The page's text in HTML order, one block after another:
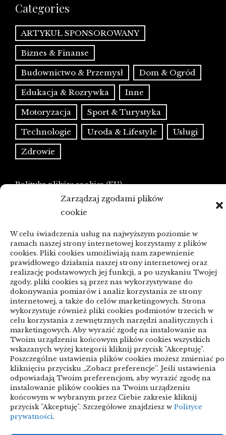
Zarządzaj zgodami plików
cookie
W celu świadczenia usług na najwyższym poziomie w
ramach naszej strony internetowej korzystamy z plików
cookies. Pliki cookies umożliwiają nam zapewnienie
prawidłowego działania naszej strony internetowej oraz
realizację podstawowych jej funkcji, a po uzyskaniu Twojej
zgody, pliki cookies są przez nas wykorzystywane do
dokonywania pomiarów i analiz korzystania ze strony
internetowej, a także do celów marketingowych. Strona
wykorzystuje również pliki cookies podmiotów trzecich w
celu korzystania z zewnętrznych narzędzi analitycznych i
marketingowych. Aby wyrazić zgodę na instalowanie na
Twoim urządzeniu końcowym plików cookies wszystkich
wskazanych wyżej kategorii kliknij przycisk "Akceptuję".
Poszczególne ustawienia plików cookies możesz zmieniać po
kliknięciu przycisku „Zobacz preferencje”. Jeśli ustawienia
odpowiadają Twoim preferencjom, aby wyrazić zgodę na
instalowanie plików cookies na Twoim urządzeniu
końcowym w wybranym przez Ciebie zakresie kliknij
przycisk "Akceptuję". Szczegółowe znajdziesz w Polityce
prywatności.
Categories
ARTYKUŁ SPONSOROWANY
Biznes & Finanse
Budownictwo & Przemysł Dom & Ogród
Edukacja & Rozrywka Inne
Motoryzacja Sport & Turystyka
Technologie Uroda & Lifestyle Usługi
Zdrowie
Polityka plików cookies (EU)
Polityka prywatności
WordPress Theme|Viral Newsby HashThemes